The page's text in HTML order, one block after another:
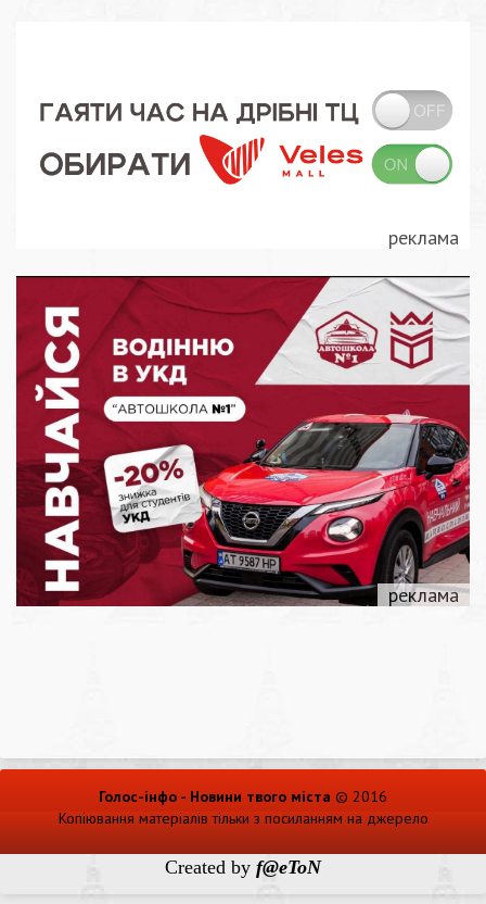
Голос-інфо - Новини твого міста © 2016
Копіювання матеріалів тільки з посиланням на джерело
Created by f@eToN